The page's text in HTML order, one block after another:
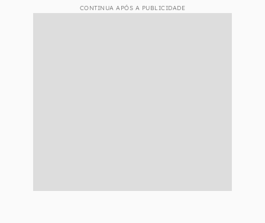
CONTINUA APÓS A PUBLICIDADE